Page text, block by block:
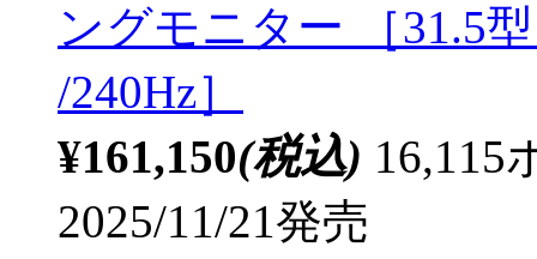
ングモニター ［31.5
/240Hz］
¥161,150(税込) 16,115
2025/11/21発売